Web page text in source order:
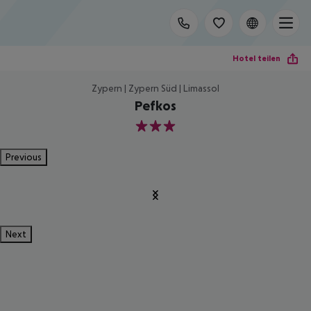
Hotel teilen
Zypern | Zypern Süd | Limassol
Pefkos
3
Previous
Next